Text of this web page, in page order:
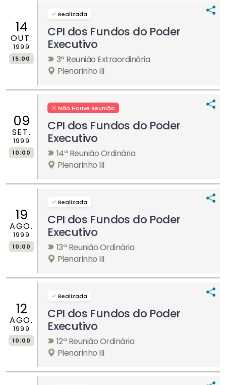
14
OUT.
1999
15:00
Realizada
CPI dos Fundos do Poder
Executivo
3ª Reunião Extraordinária
Plenarinho III
09
SET.
1999
10:00
Não Houve Reunião
CPI dos Fundos do Poder
Executivo
14ª Reunião Ordinária
Plenarinho III
19
AGO.
1999
10:00
Realizada
CPI dos Fundos do Poder
Executivo
13ª Reunião Ordinária
Plenarinho III
12
AGO.
1999
10:00
Realizada
CPI dos Fundos do Poder
Executivo
12ª Reunião Ordinária
Plenarinho III